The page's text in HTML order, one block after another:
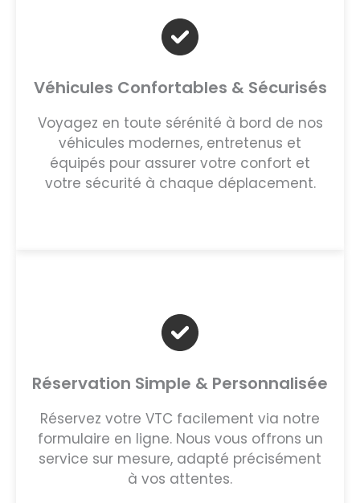
Véhicules Confortables & Sécurisés
Voyagez en toute sérénité à bord de nos
véhicules modernes, entretenus et
équipés pour assurer votre confort et
votre sécurité à chaque déplacement.
Réservation Simple & Personnalisée
Réservez votre VTC facilement via notre
formulaire en ligne. Nous vous offrons un
service sur mesure, adapté précisément
à vos attentes.